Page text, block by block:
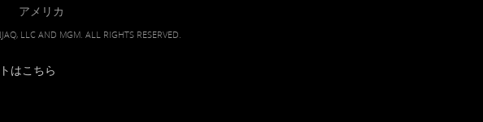
アメリカ
LLC AND MGM. ALL RIGHTS RESERVED.
はこちら